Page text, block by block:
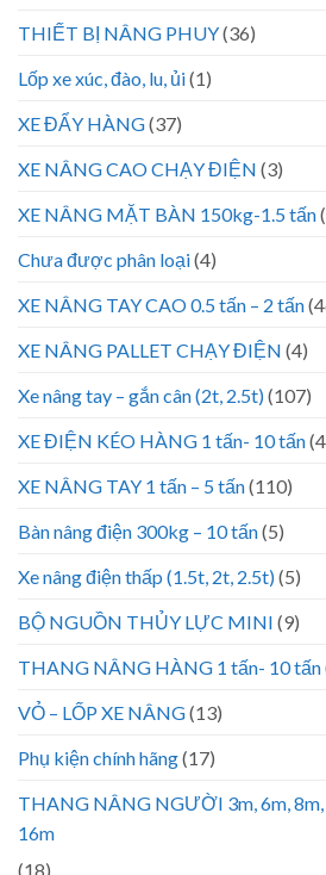
THIẾT BỊ NÂNG PHUY(36)
Lốp xe xúc, đào, lu, ủi(1)
XE ĐẨY HÀNG(37)
XE NÂNG CAO CHẠY ĐIỆN (3)
XE NÂNG MẶT BÀN 150kg-1.5 tấn
Chưa được phân loại(4)
XE NÂNG TAY CAO 0.5 tấn – 2 tấn
XE NÂNG PALLET CHẠY ĐIỆN (4)
Xe nâng tay – gắn cân (2t, 2.5t)(107)
XE ĐIỆN KÉO HÀNG 1 tấn- 10 tấn
XE NÂNG TAY 1 tấn – 5 tấn(110)
Bàn nâng điện 300kg – 10 tấn(5)
Xe nâng điện thấp (1.5t, 2t, 2.5t)(5)
BỘ NGUỒN THỦY LỰC MINI (9)
THANG NÂNG HÀNG 1 tấn- 10 tấn
VỎ – LỐP XE NÂNG(13)
Phụ kiện chính hãng(17)
THANG NÂNG NGƯỜI 3m, 6m, 8m,
16m
(18)